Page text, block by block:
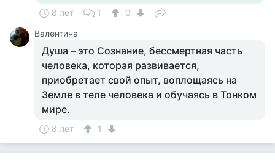
8 лет 1
0
Валентина
Душа – это Сознание, бессмертная часть
человека, которая развивается,
приобретает свой опыт, воплощаясь на
Земле в теле человека и обучаясь в Тонком
мире.
8 лет 1